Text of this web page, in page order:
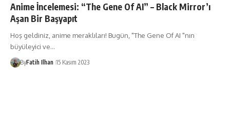
Anime İncelemesi: “The Gene Of AI” – Black Mirror’ı
Aşan Bir Başyapıt
Hoş geldiniz, anime meraklıları! Bugün, "The Gene Of AI "nın
büyüleyici ve…
ByFatih Ilhan 15 Kasım 2023